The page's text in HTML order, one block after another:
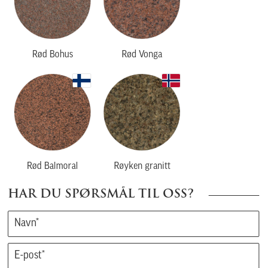
Rød Bohus Rød Vonga
Rød Balmoral Røyken granitt
HAR DU SPØRSMÅL TIL OSS?